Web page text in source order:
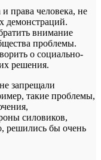
и права человека, не
демонстраций.
внимание
проблемы.
о социально-
решения.
запрещали
такие проблемы,
силовиков,
решились бы очень